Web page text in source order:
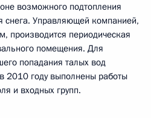
возможного подтопления
снега. Управляющей компанией,
производится периодическая
помещения. Для
попадания талых вод
2010 году выполнены работы
и входных групп.